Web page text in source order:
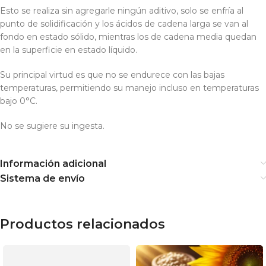
Esto se realiza sin agregarle ningún aditivo, solo se enfría al
punto de solidificación y los ácidos de cadena larga se van al
fondo en estado sólido, mientras los de cadena media quedan
en la superficie en estado líquido.
Su principal virtud es que no se endurece con las bajas
temperaturas, permitiendo su manejo incluso en temperaturas
bajo 0°C.
No se sugiere su ingesta.
Información adicional
Sistema de envío
Productos relacionados